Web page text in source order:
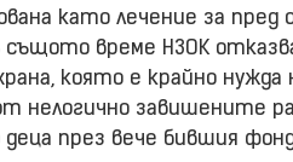
като лечение за
същото време НЗОК
която е крайно
нелогично завишените
деца през вече бившия